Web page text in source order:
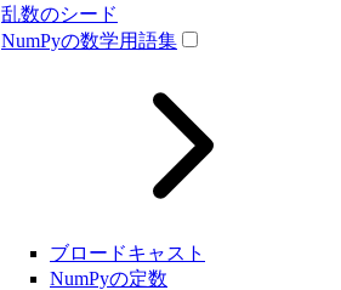
乱数のシード
NumPyの数学用語集
ブロードキャスト
NumPyの定数